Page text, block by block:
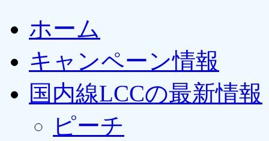
ホーム
キャンペーン情報
国内線LCCの最新情報
ピーチ